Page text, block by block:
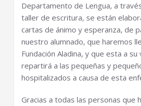
Departamento de Lengua, a
taller de escritura, se están
cartas de ánimo y esperanza, de
nuestro alumnado, que haremos
Fundación Aladina, y que esta a su
repartirá a las pequeñas y
hospitalizados a causa de esta
Gracias a todas las personas que